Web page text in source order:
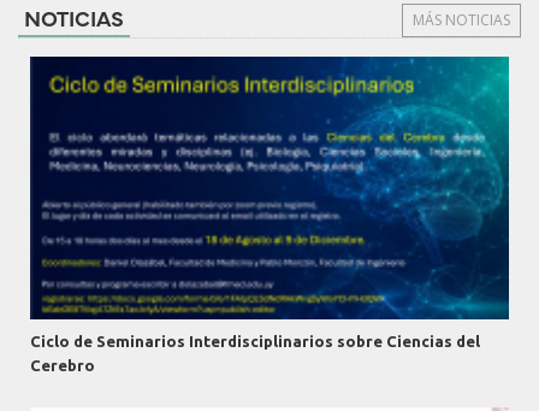
NOTICIAS MÁS NOTICIAS
Ciclo de Seminarios Interdisciplinarios sobre Ciencias del
Cerebro